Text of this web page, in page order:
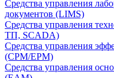
Средства управления
документов (LIMS)
Средства управления
ТП, SCADA)
Средства управления
(CPM/EPM)
Средства управления